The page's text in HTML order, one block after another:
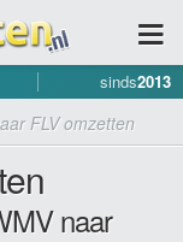
sinds2013
FLV omzetten
naar